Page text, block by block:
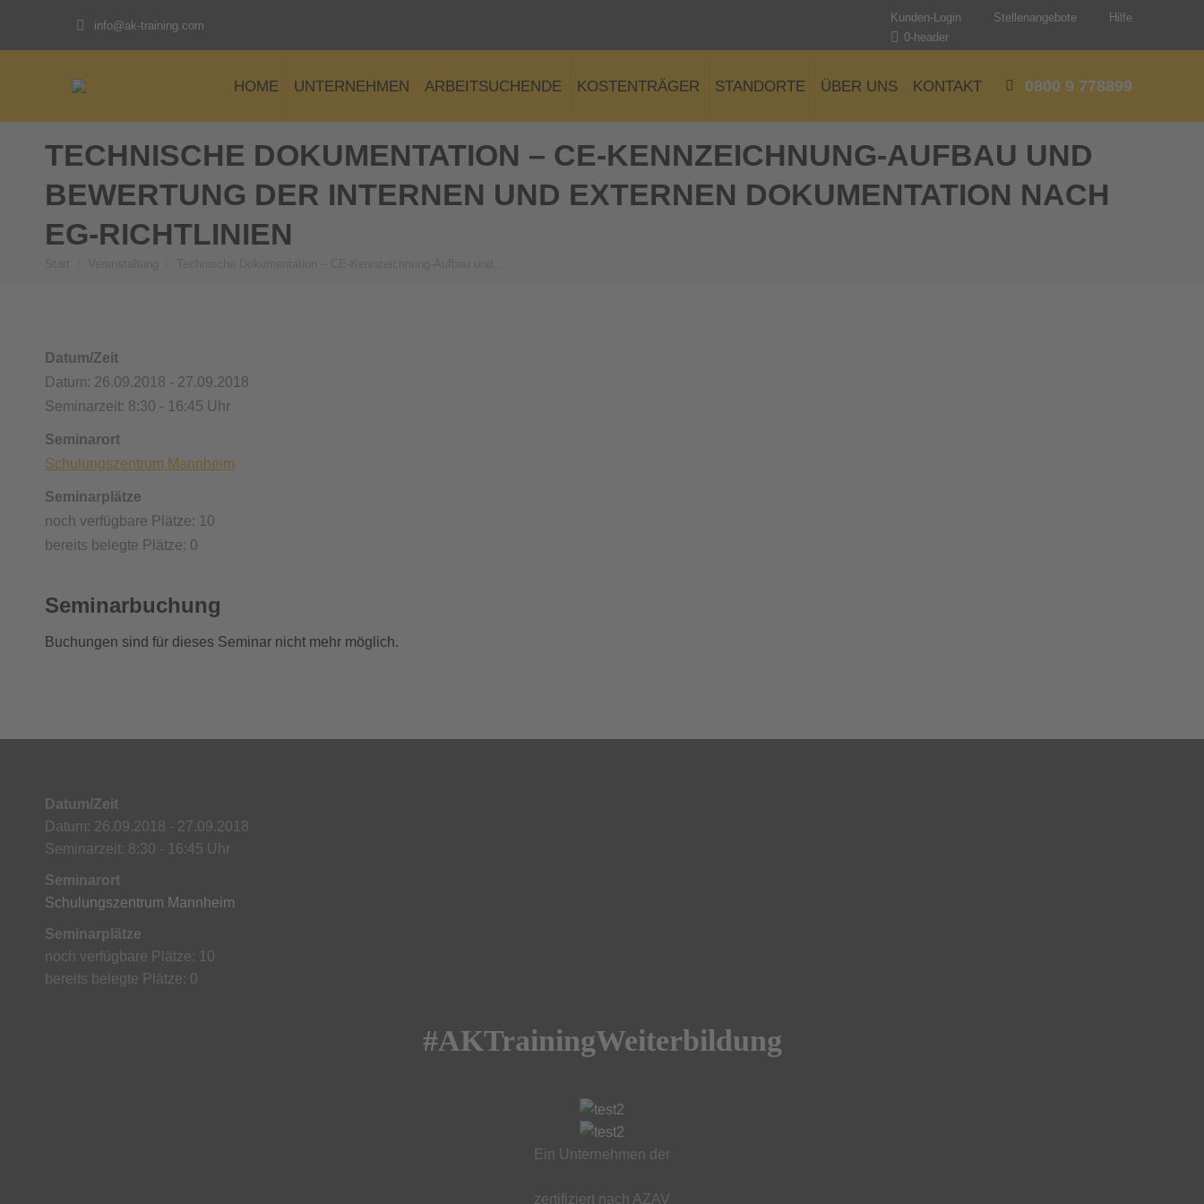
info@ak-training.com
Kunden-Login Stellenangebote
Hilfe
0-header
HOME UNTERNEHMEN ARBEITSUCHENDE KOSTENTRÄGER STANDORTE ÜBER UNS KONTAKT 0800 9 778899
TECHNISCHE DOKUMENTATION – CE-KENNZEICHNUNG-AUFBAU UND
BEWERTUNG DER INTERNEN UND EXTERNEN DOKUMENTATION NACH
EG-RICHTLINIEN
Datum/Zeit
Datum: 26.09.2018 - 27.09.2018
Seminarzeit: 8:30 - 16:45 Uhr
Seminarort
Schulungszentrum Mannheim
Seminarplätze
noch verfügbare Plätze: 10
bereits belegte Plätze: 0
Seminarbuchung
Buchungen sind für dieses Seminar nicht mehr möglich.
Datum/Zeit
Datum: 26.09.2018 - 27.09.2018
Seminarzeit: 8:30 - 16:45 Uhr
Seminarort
Schulungszentrum Mannheim
Seminarplätze
noch verfügbare Plätze: 10
bereits belegte Plätze: 0
#AKTrainingWeiterbildung
Ein Unternehmen der
zertifiziert nach AZAV